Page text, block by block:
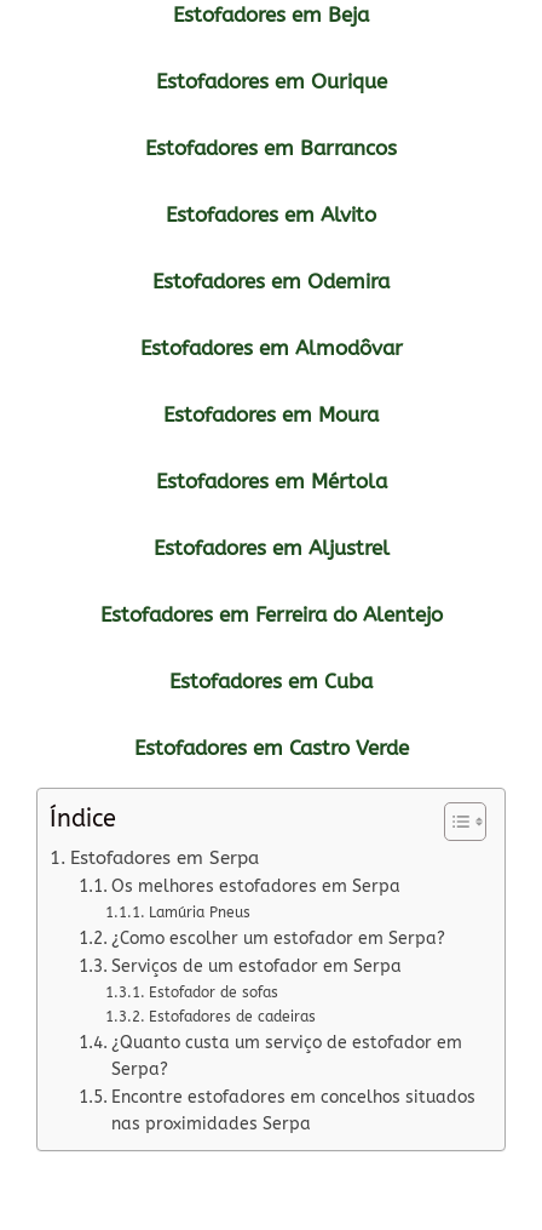
Estofadores em Beja
Estofadores em Ourique
Estofadores em Barrancos
Estofadores em Alvito
Estofadores em Odemira
Estofadores em Almodôvar
Estofadores em Moura
Estofadores em Mértola
Estofadores em Aljustrel
Estofadores em Ferreira do Alentejo
Estofadores em Cuba
Estofadores em Castro Verde
Índice
Estofadores em Serpa
Os melhores estofadores em Serpa
Lamúria Pneus
¿Como escolher um estofador em Serpa?
Serviços de um estofador em Serpa
Estofador de sofas
Estofadores de cadeiras
¿Quanto custa um serviço de estofador em
Serpa?
Encontre estofadores em concelhos situados
nas proximidades Serpa